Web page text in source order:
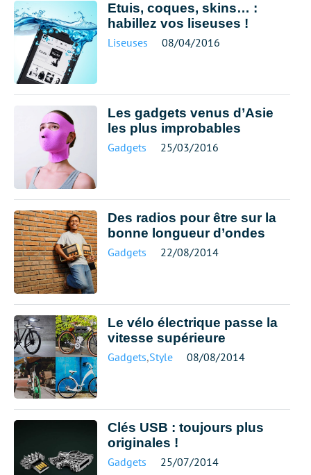
Etuis, coques, skins… :
habillez vos liseuses !
Liseuses 08/04/2016
Les gadgets venus d’Asie
les plus improbables
Gadgets 25/03/2016
Des radios pour être sur la
bonne longueur d’ondes
Gadgets 22/08/2014
Le vélo électrique passe la
vitesse supérieure
Gadgets,Style 08/08/2014
Clés USB : toujours plus
originales !
Gadgets 25/07/2014